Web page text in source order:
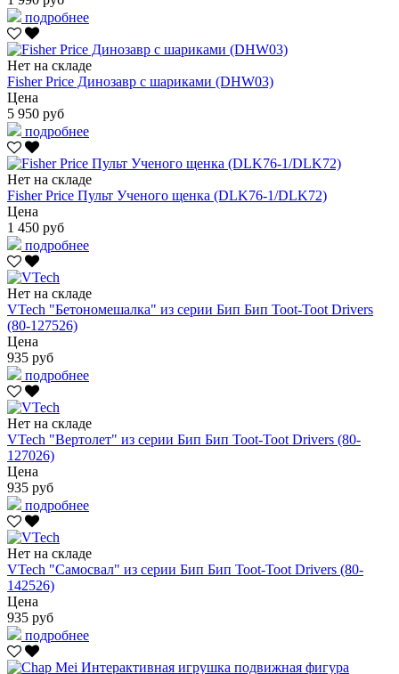
подробнее
Нет на складе
Fisher Price Динозавр с шариками (DHW03)
Цена
5 950 руб
подробнее
Нет на складе
Fisher Price Пульт Ученого щенка (DLK76-1/DLK72)
Цена
1 450 руб
подробнее
Нет на складе
VTech "Бетономешалка" из серии Бип Бип Toot-Toot Drivers
(80-127526)
Цена
935 руб
подробнее
Нет на складе
VTech "Вертолет" из серии Бип Бип Toot-Toot Drivers (80-
127026)
Цена
935 руб
подробнее
Нет на складе
VTech "Самосвал" из серии Бип Бип Toot-Toot Drivers (80-
142526)
Цена
935 руб
подробнее